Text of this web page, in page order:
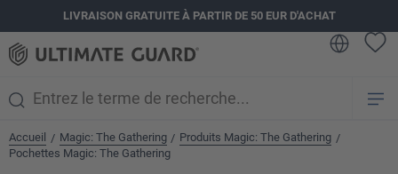
principalLIVRAISON GRATUITE À PARTIR DE 50 EUR D'ACHAT
Accueil / Magic: The Gathering / Produits Magic: The Gathering /
Pochettes Magic: The Gathering